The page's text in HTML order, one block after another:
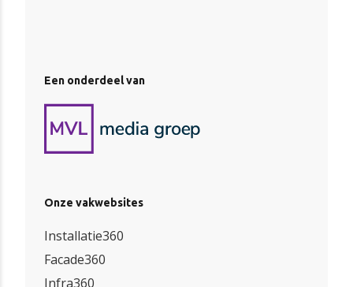
Een onderdeel van
Onze vakwebsites
Installatie360
Facade360
Infra360